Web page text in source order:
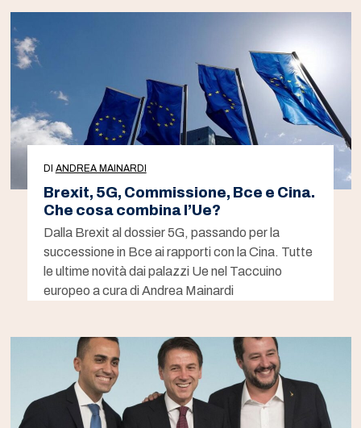
DI ANDREA MAINARDI
Brexit, 5G, Commissione, Bce e Cina.
Che cosa combina l’Ue?
Dalla Brexit al dossier 5G, passando per la
successione in Bce ai rapporti con la Cina. Tutte
le ultime novità dai palazzi Ue nel Taccuino
europeo a cura di Andrea Mainardi